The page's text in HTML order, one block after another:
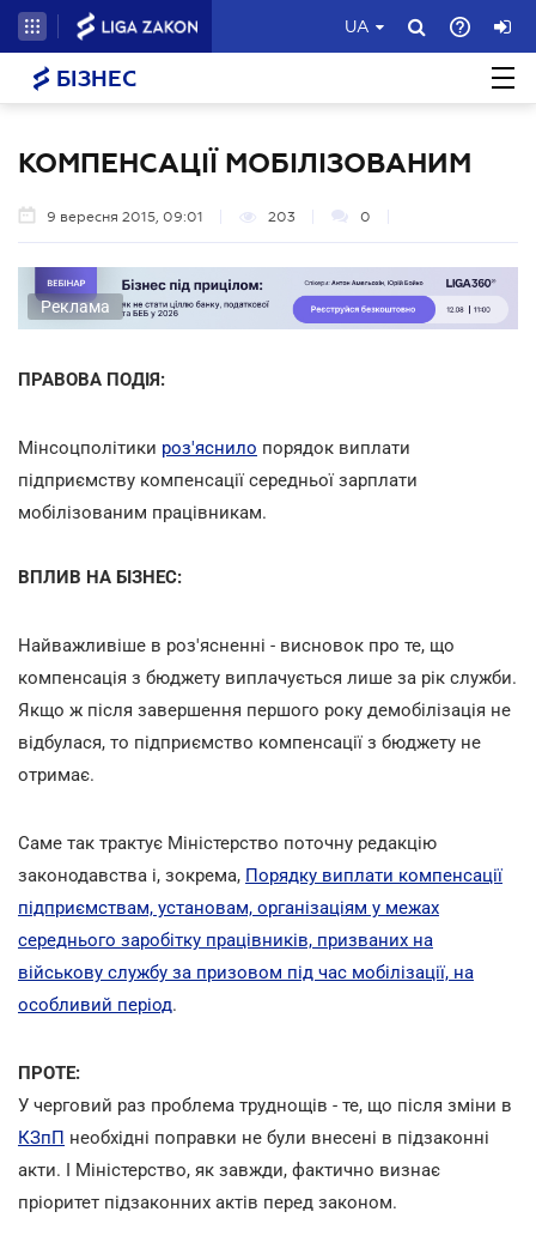
UA
БІЗНЕС
КОМПЕНСАЦІЇ МОБІЛІЗОВАНИМ
9 вересня 2015, 09:01 203 0
Реклама
ПРАВОВА ПОДІЯ:
Мінсоцполітики роз'яснило порядок виплати
підприємству компенсації середньої зарплати
мобілізованим працівникам.
ВПЛИВ НА БІЗНЕС:
Найважливіше в роз'ясненні - висновок про те, що
компенсація з бюджету виплачується лише за рік служби.
Якщо ж після завершення першого року демобілізація не
відбулася, то підприємство компенсації з бюджету не
отримає.
Саме так трактує Міністерство поточну редакцію
законодавства і, зокрема, Порядку виплати компенсації
підприємствам, установам, організаціям у межах
середнього заробітку працівників, призваних на
військову службу за призовом під час мобілізації, на
особливий період.
ПРОТЕ:
У черговий раз проблема труднощів - те, що після зміни в
КЗпП необхідні поправки не були внесені в підзаконні
акти. І Міністерство, як завжди, фактично визнає
пріоритет підзаконних актів перед законом.